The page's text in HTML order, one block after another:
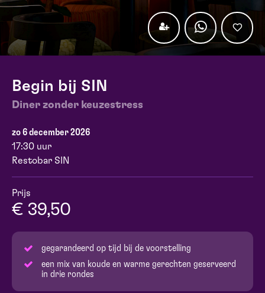
Begin bij SIN
Diner zonder keuzestress
zo 6 december 2026
17:30 uur
Restobar SIN
Prijs
€ 39,50
gegarandeerd op tijd bij de voorstelling
een mix van koude en warme gerechten geserveerd
in drie rondes